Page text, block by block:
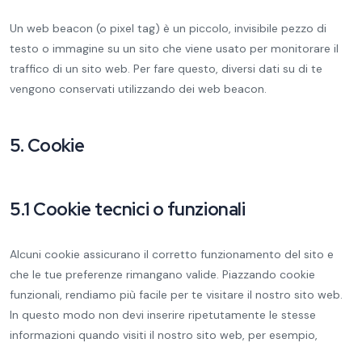
Un web beacon (o pixel tag) è un piccolo, invisibile pezzo di
testo o immagine su un sito che viene usato per monitorare il
traffico di un sito web. Per fare questo, diversi dati su di te
vengono conservati utilizzando dei web beacon.
5. Cookie
5.1 Cookie tecnici o funzionali
Alcuni cookie assicurano il corretto funzionamento del sito e
che le tue preferenze rimangano valide. Piazzando cookie
funzionali, rendiamo più facile per te visitare il nostro sito web.
In questo modo non devi inserire ripetutamente le stesse
informazioni quando visiti il nostro sito web, per esempio,